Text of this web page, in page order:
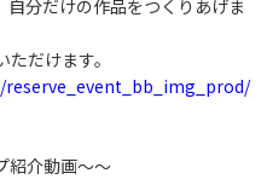
分だけの作品をつくりあげま
だけます。
紹介動画～～